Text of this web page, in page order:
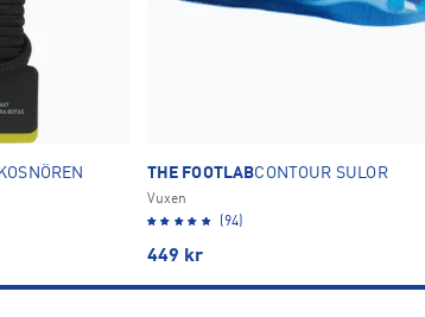
THE FOOTLABCONTOUR SULOR
Vuxen
(94)
449 kr